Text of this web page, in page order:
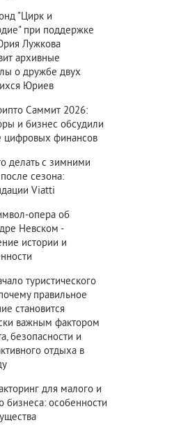
"Цирк и
при поддержке
Лужкова
архивные
о дружбе двух
Юриев
Саммит 2026:
и бизнес обсудили
цифровых финансов
делать с зимними
сезона:
Viatti
опера об
Невском -
истории и
туристического
правильное
становится
важным фактором
безопасности и
отдыха в
для малого и
бизнеса: особенности